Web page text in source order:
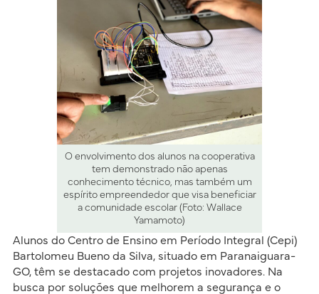
O envolvimento dos alunos na cooperativa
tem demonstrado não apenas
conhecimento técnico, mas também um
espírito empreendedor que visa beneficiar
a comunidade escolar (Foto: Wallace
Yamamoto)
Alunos do Centro de Ensino em Período Integral (Cepi)
Bartolomeu Bueno da Silva, situado em Paranaiguara-
GO, têm se destacado com projetos inovadores. Na
busca por soluções que melhorem a segurança e o